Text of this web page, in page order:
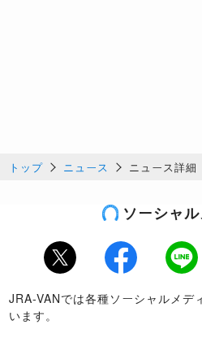
トップ ニュース ニュース詳細
ソーシャ
Twitter Facebook LINE
JRA-VANでは各種ソーシャルメデ
います。